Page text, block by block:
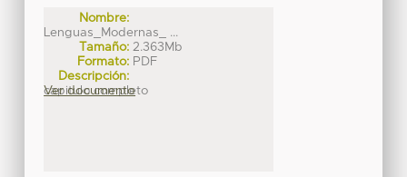
Nombre:
Lenguas_Modernas_ ...
Tamaño: 2.363Mb
Formato: PDF
Descripción:
capitulo completo
Ver documento